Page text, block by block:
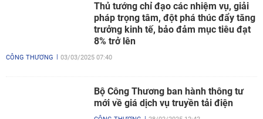
Thủ tướng chỉ đạo các nhiệm vụ, giải
pháp trọng tâm, đột phá thúc đẩy tăng
trưởng kinh tế, bảo đảm mục tiêu đạt
8% trở lên
CÔNG THƯƠNG 03/03/2025 07:40
Bộ Công Thương ban hành thông tư
mới về giá dịch vụ truyền tải điện